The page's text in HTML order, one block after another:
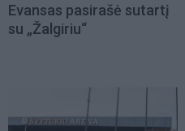
Evansas pasirašė sutartį
su „Žalgiriu“